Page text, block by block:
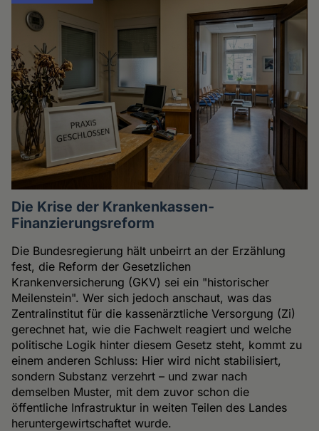
Die Krise der Krankenkassen-
Finanzierungsreform
Die Bundesregierung hält unbeirrt an der Erzählung
fest, die Reform der Gesetzlichen
Krankenversicherung (GKV) sei ein "historischer
Meilenstein". Wer sich jedoch anschaut, was das
Zentralinstitut für die kassenärztliche Versorgung (Zi)
gerechnet hat, wie die Fachwelt reagiert und welche
politische Logik hinter diesem Gesetz steht, kommt zu
einem anderen Schluss: Hier wird nicht stabilisiert,
sondern Substanz verzehrt – und zwar nach
demselben Muster, mit dem zuvor schon die
öffentliche Infrastruktur in weiten Teilen des Landes
heruntergewirtschaftet wurde.